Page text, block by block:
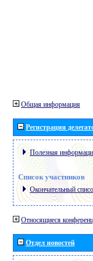
Общая информация
Регистрация
Полезная
Список участников
Окончательный
Относящиеся
Отдел новостей